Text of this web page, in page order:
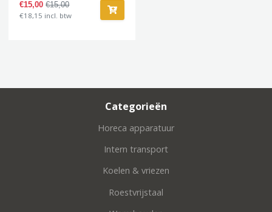
€15,00€15,00
€18,15 incl. btw
Categorieën
Horeca apparatuur
Intern transport
Koelen & vriezen
Roestvrijstaal